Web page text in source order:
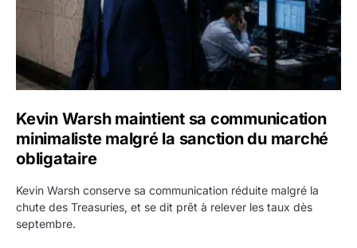
Kevin Warsh maintient sa communication
minimaliste malgré la sanction du marché
obligataire
Kevin Warsh conserve sa communication réduite malgré la
chute des Treasuries, et se dit prêt à relever les taux dès
septembre.